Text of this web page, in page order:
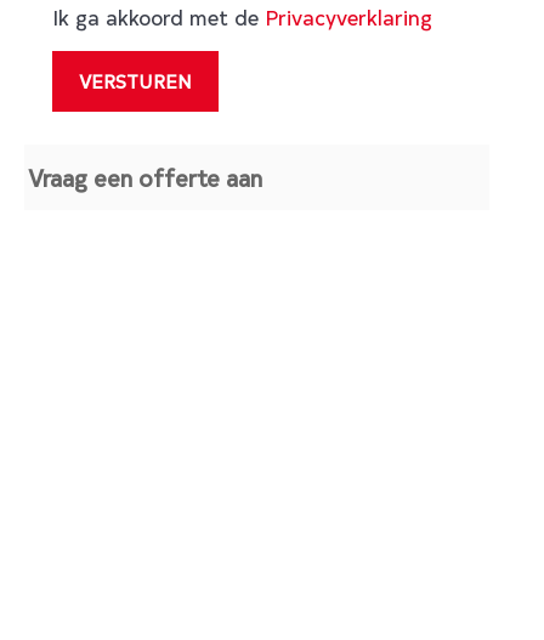
Ik ga akkoord met de Privacyverklaring
Vraag een offerte aan